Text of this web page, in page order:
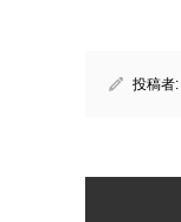
投稿者: